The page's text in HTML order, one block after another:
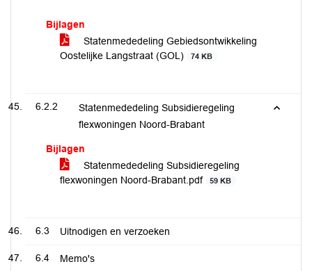
Bijlagen
Statenmededeling Gebiedsontwikkeling
Oostelijke Langstraat (GOL)
74 KB
6.2.2
Statenmededeling Subsidieregeling
flexwoningen Noord-Brabant
Bijlagen
Statenmededeling Subsidieregeling
flexwoningen Noord-Brabant.pdf
59 KB
6.3 Uitnodigen en verzoeken
6.4 Memo's